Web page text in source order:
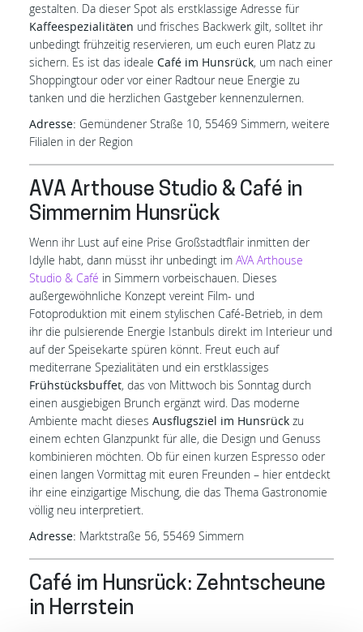
gestalten. Da dieser Spot als erstklassige Adresse für
Kaffeespezialitäten und frisches Backwerk gilt, solltet ihr
unbedingt frühzeitig reservieren, um euch euren Platz zu
sichern. Es ist das ideale Café im Hunsrück, um nach einer
Shoppingtour oder vor einer Radtour neue Energie zu
tanken und die herzlichen Gastgeber kennenzulernen.
Adresse: Gemündener Straße 10, 55469 Simmern, weitere
Filialen in der Region
AVA Arthouse Studio & Café in
Simmernim Hunsrück
Wenn ihr Lust auf eine Prise Großstadtflair inmitten der
Idylle habt, dann müsst ihr unbedingt im AVA Arthouse
Studio & Café in Simmern vorbeischauen. Dieses
außergewöhnliche Konzept vereint Film- und
Fotoproduktion mit einem stylischen Café-Betrieb, in dem
ihr die pulsierende Energie Istanbuls direkt im Interieur und
auf der Speisekarte spüren könnt. Freut euch auf
mediterrane Spezialitäten und ein erstklassiges
Frühstücksbuffet, das von Mittwoch bis Sonntag durch
einen ausgiebigen Brunch ergänzt wird. Das moderne
Ambiente macht dieses Ausflugsziel im Hunsrück zu
einem echten Glanzpunkt für alle, die Design und Genuss
kombinieren möchten. Ob für einen kurzen Espresso oder
einen langen Vormittag mit euren Freunden – hier entdeckt
ihr eine einzigartige Mischung, die das Thema Gastronomie
völlig neu interpretiert.
Adresse: Marktstraße 56, 55469 Simmern
Café im Hunsrück: Zehntscheune
in Herrstein